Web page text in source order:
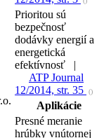
Prioritou sú
bezpečnosť
dodávky energií a
energetická
efektívnosť |
ATP Journal
12/2014, str. 35
()
Aplikácie
Presné meranie
hrúbky vnútornej